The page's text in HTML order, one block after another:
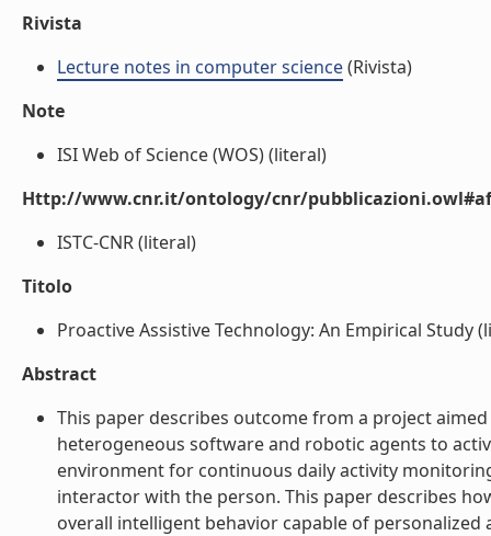
Rivista
Lecture notes in computer science(Rivista)
Note
ISI Web of Science (WOS) (literal)
Http://www.cnr.it/ontology/cnr/
ISTC-CNR (literal)
Titolo
Proactive Assistive Technology: An Empirical Study
Abstract
This paper describes outcome from a project
heterogeneous software and robotic agents to
environment for continuous daily activity
interactor with the person. This paper describes
overall intelligent behavior capable of